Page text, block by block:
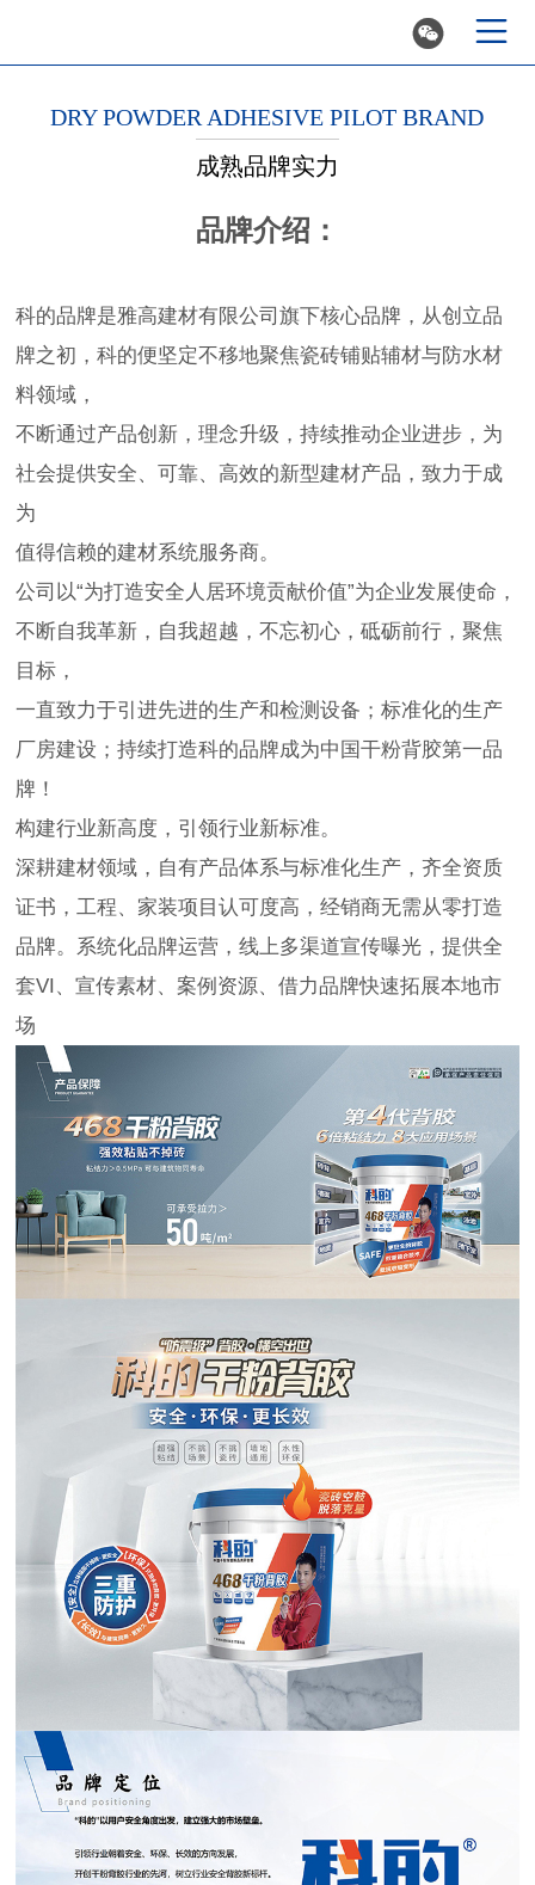
 
DRY POWDER ADHESIVE PILOT BRAND
成熟品牌实力
品牌介绍：
科的品牌是雅高建材有限公司旗下核心品牌，从创立品
牌之初，科的便坚定不移地聚焦瓷砖铺贴辅材与防水材
料领域，
不断通过产品创新，理念升级，持续推动企业进步，为
社会提供安全、可靠、高效的新型建材产品，致力于成
为
值得信赖的建材系统服务商。
公司以“为打造安全人居环境贡献价值”为企业发展使命，
不断自我革新，自我超越，不忘初心，砥砺前行，聚焦
目标，
一直致力于引进先进的生产和检测设备；标准化的生产
厂房建设；持续打造科的品牌成为中国干粉背胶第一品
牌！
构建行业新高度，引领行业新标准。
深耕建材领域，自有产品体系与标准化生产，齐全资质
证书，工程、家装项目认可度高，经销商无需从零打造
品牌。系统化品牌运营，线上多渠道宣传曝光，提供全
套VI、宣传素材、案例资源、借力品牌快速拓展本地市
场